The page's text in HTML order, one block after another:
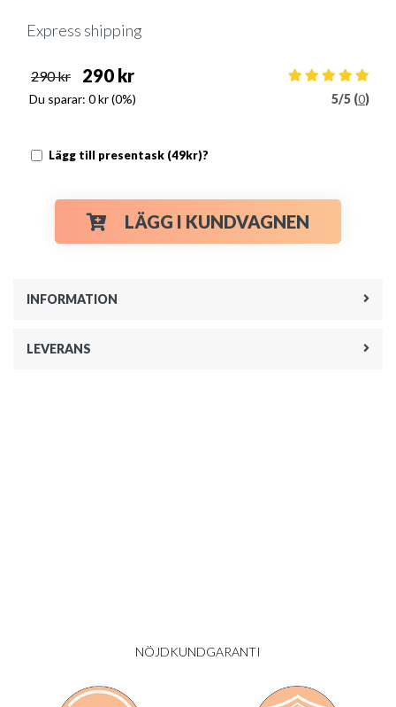
Express shipping
290 kr 290 kr
Du sparar: 0 kr(0%) 5/5 (0)
Lägg till presentask (49kr)?
LÄGG I KUNDVAGNEN
INFORMATION
LEVERANS
NÖJDKUNDGARANTI